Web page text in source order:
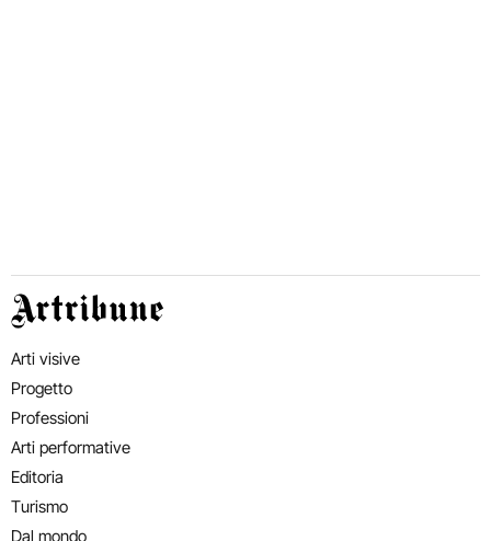
Artribune
Arti visive
Progetto
Professioni
Arti performative
Editoria
Turismo
Dal mondo